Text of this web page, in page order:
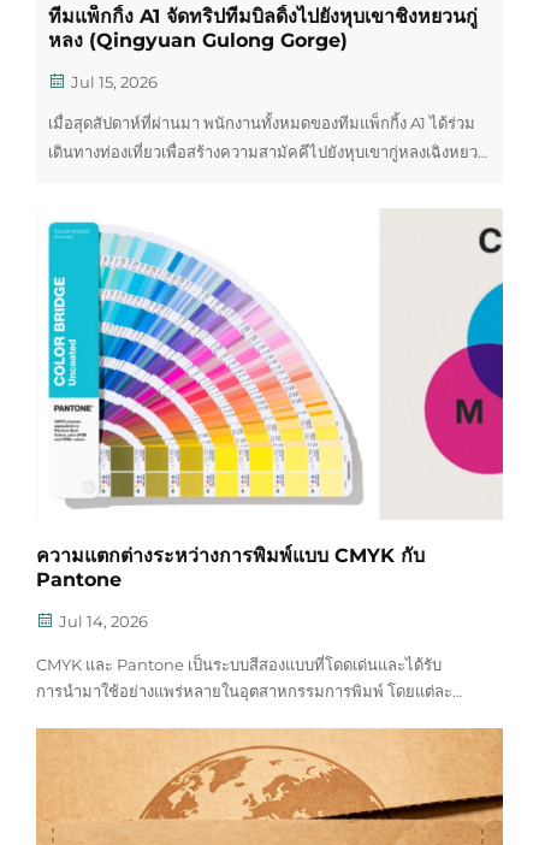
ทีมแพ็กกิ้ง A1 จัดทริปทีมบิลดิ้งไปยังหุบเขาชิงหยวนกู่
หลง (Qingyuan Gulong Gorge)
Jul 15, 2026
เมื่อสุดสัปดาห์ที่ผ่านมา พนักงานทั้งหมดของทีมแพ็กกิ้ง A1 ได้ร่วม
เดินทางท่องเที่ยวเพื่อสร้างความสามัคคีไปยังหุบเขากู่หลงเฉิงหยวน
สะอาด และน้ำตกที่น่าตื่นตาตื่นใจ ล้อมรอบด้วยภูเขาเขียวขจีอัน
อุดมสมบูรณ์ ซึ่งมอบทัศนียภาพธรรมชาติที่งดงามตระการตาและ
สะพานกระจกที่มีชื่อเสียง ถือเป็นการพักผ่อนที่สมบูรณ์แบบสำหรับ
เราในการหลีกหนีจากงานผลิตบรรจุภัณฑ์และงานในสำนักงานที่
วุ่นวาย
ความแตกต่างระหว่างการพิมพ์แบบ CMYK กับ
Pantone
Jul 14, 2026
CMYK และ Pantone เป็นระบบสีสองแบบที่โดดเด่นและได้รับ
การนำมาใช้อย่างแพร่หลายในอุตสาหกรรมการพิมพ์ โดยแต่ละ
ข้อได้เปรียบเฉพาะตัว คำว่า CMYK ย่อมาจากหมึกพิมพ์
กระบวนการสี่สี ได้แก่ ไซอัน (Cyan), แมเจนตา (Magenta), เหลือง
(Yellow) และดำ (Key black) ซึ่งสร้างเฉดสีนับพันเฉดผ่านการผสม
หมึกทับซ้อนกัน ระบบนี้เป็นระบบสีแบบลบ (subtractive color